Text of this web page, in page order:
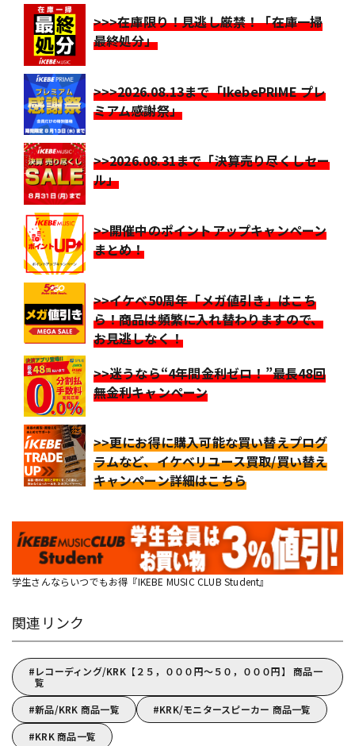
>>>在庫限り！見逃し厳禁！「在庫一掃
最終処分」
>>>2026.08.13まで「IkebePRIME プレ
ミアム感謝祭」
>>2026.08.31まで「決算売り尽くしセー
ル」
>>開催中のポイントアップキャンペーン
まとめ！
>>イケベ50周年「メガ値引き」はこち
ら！商品は頻繁に入れ替わりますので、
お見逃しなく！
>>迷うなら“4年間金利ゼロ！”最長48回
無金利キャンペーン
>>更にお得に購入可能な買い替えプログ
ラムなど、イケベリユース買取/買い替え
キャンペーン詳細はこちら
学生さんならいつでもお得『IKEBE MUSIC CLUB Student』
関連リンク
レコーディング/KRK【２５，０００円～５０，０００円】 商品一
覧
新品/KRK 商品一覧
KRK/モニタースピーカー 商品一覧
KRK 商品一覧